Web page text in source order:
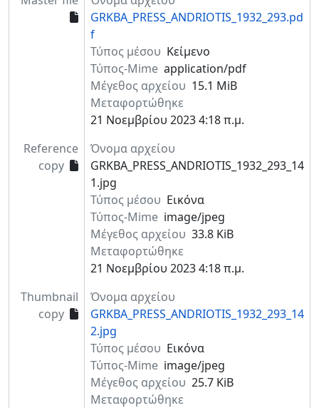
GRKBA_PRESS_ANDRIOTIS_1932_293.pd
f
Τύπος μέσου Κείμενο
Τύπος-Mime application/pdf
Μέγεθος αρχείου 15.1 MiB
Μεταφορτώθηκε
21 Νοεμβρίου 2023 4:18 π.μ.
Reference
copy
Όνομα αρχείου
GRKBA_PRESS_ANDRIOTIS_1932_293_14
1.jpg
Τύπος μέσου Εικόνα
Τύπος-Mime image/jpeg
Μέγεθος αρχείου 33.8 KiB
Μεταφορτώθηκε
21 Νοεμβρίου 2023 4:18 π.μ.
Thumbnail
copy
Όνομα αρχείου
GRKBA_PRESS_ANDRIOTIS_1932_293_14
2.jpg
Τύπος μέσου Εικόνα
Τύπος-Mime image/jpeg
Μέγεθος αρχείου 25.7 KiB
Μεταφορτώθηκε